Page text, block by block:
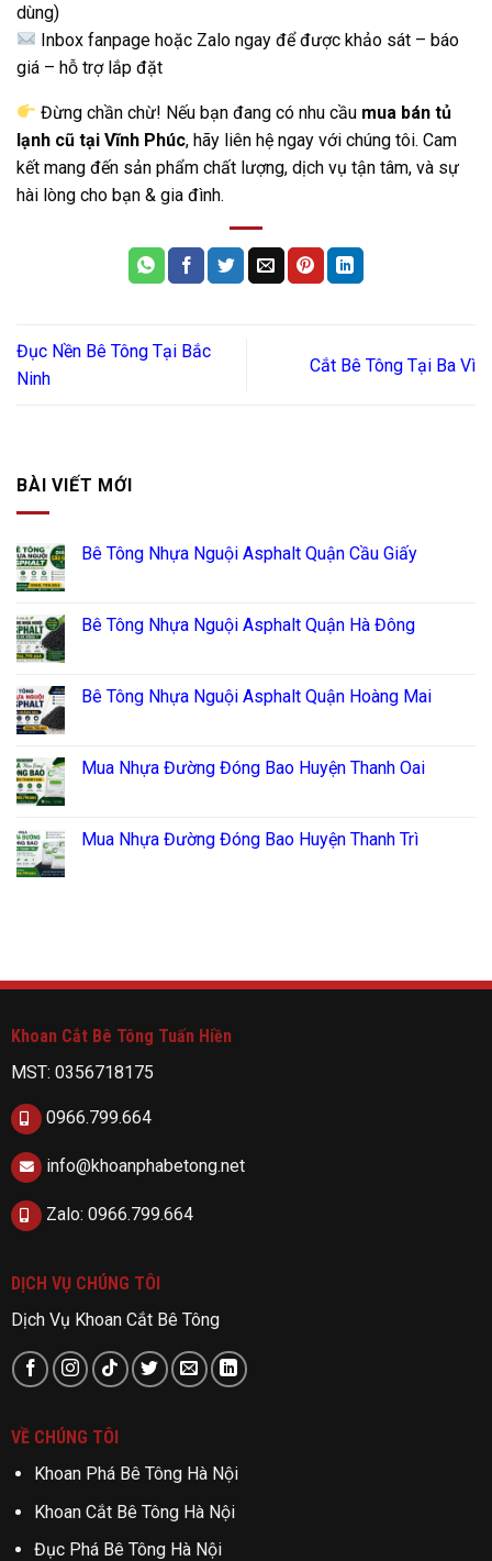
dùng)
Inbox fanpage hoặc Zalo ngay để được khảo sát – báo
giá – hỗ trợ lắp đặt
Đừng chần chừ! Nếu bạn đang có nhu cầu mua bán tủ
lạnh cũ tại Vĩnh Phúc, hãy liên hệ ngay với chúng tôi. Cam
kết mang đến sản phẩm chất lượng, dịch vụ tận tâm, và sự
hài lòng cho bạn & gia đình.
Đục Nền Bê Tông Tại Bắc
Ninh
Cắt Bê Tông Tại Ba Vì
BÀI VIẾT MỚI
Bê Tông Nhựa Nguội Asphalt Quận Cầu Giấy
Bê Tông Nhựa Nguội Asphalt Quận Hà Đông
Bê Tông Nhựa Nguội Asphalt Quận Hoàng Mai
Mua Nhựa Đường Đóng Bao Huyện Thanh Oai
Mua Nhựa Đường Đóng Bao Huyện Thanh Trì
Khoan Cắt Bê Tông Tuấn Hiền
MST: 0356718175
0966.799.664
info@khoanphabetong.net
Zalo: 0966.799.664
DỊCH VỤ CHÚNG TÔI
Dịch Vụ Khoan Cắt Bê Tông
VỀ CHÚNG TÔI
Khoan Phá Bê Tông Hà Nội
Khoan Cắt Bê Tông Hà Nội
Đục Phá Bê Tông Hà Nội